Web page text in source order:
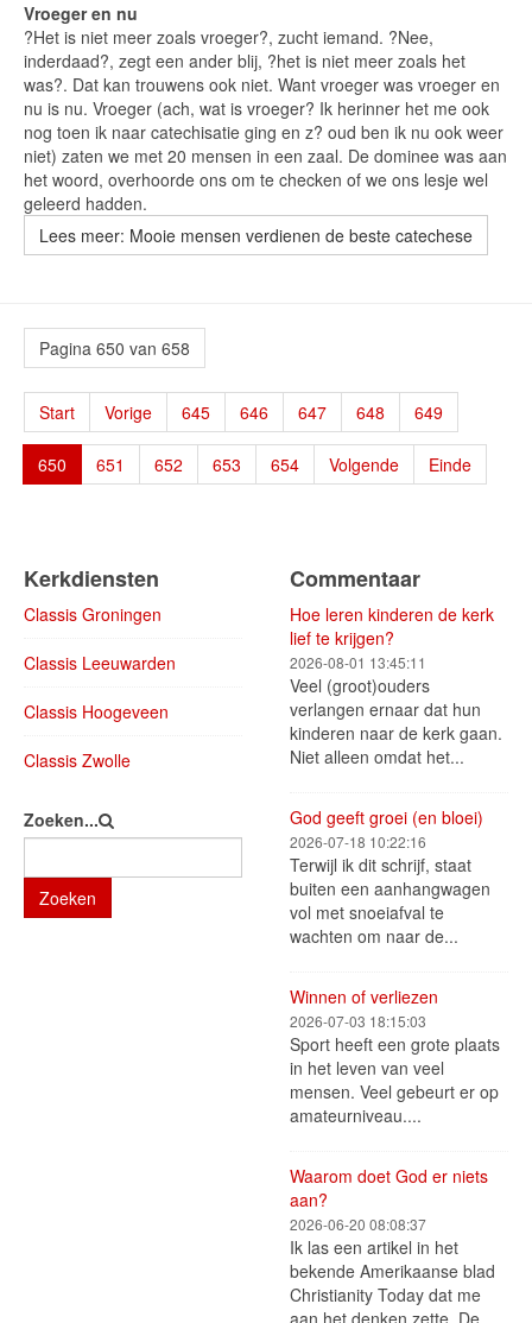
Vroeger en nu
?Het is niet meer zoals vroeger?, zucht iemand. ?Nee,
inderdaad?, zegt een ander blij, ?het is niet meer zoals het
was?. Dat kan trouwens ook niet. Want vroeger was vroeger en
nu is nu. Vroeger (ach, wat is vroeger? Ik herinner het me ook
nog toen ik naar catechisatie ging en z? oud ben ik nu ook weer
niet) zaten we met 20 mensen in een zaal. De dominee was aan
het woord, overhoorde ons om te checken of we ons lesje wel
geleerd hadden.
Lees meer: Mooie mensen verdienen de beste catechese
Pagina 650 van 658
Start Vorige 645 646 647 648 649
650 651 652 653 654 Volgende Einde
Kerkdiensten
Classis Groningen
Classis Leeuwarden
Classis Hoogeveen
Classis Zwolle
Zoeken...
Zoeken
Commentaar
Hoe leren kinderen de kerk
lief te krijgen?
2026-08-01 13:45:11
Veel (groot)ouders
verlangen ernaar dat hun
kinderen naar de kerk gaan.
Niet alleen omdat het...
God geeft groei (en bloei)
2026-07-18 10:22:16
Terwijl ik dit schrijf, staat
buiten een aanhangwagen
vol met snoeiafval te
wachten om naar de...
Winnen of verliezen
2026-07-03 18:15:03
Sport heeft een grote plaats
in het leven van veel
mensen. Veel gebeurt er op
amateurniveau....
Waarom doet God er niets
aan?
2026-06-20 08:08:37
Ik las een artikel in het
bekende Amerikaanse blad
Christianity Today dat me
aan het denken zette. De...